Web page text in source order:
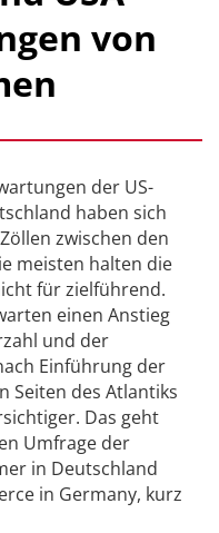
von
der US-
haben sich
zwischen den
meisten halten die
für zielführend.
einen Anstieg
und der
Einführung der
Seiten des Atlantiks
Das geht
Umfrage der
in Deutschland
in Germany, kurz